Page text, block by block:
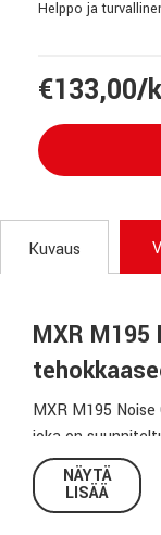
Helppo ja
€133,00/
Kuvaus
MXR
MXR M195
joka on
säröpedaalien ja
suhinat ja
riffit tiukkoina
NÄYTÄ
LISÄÄ